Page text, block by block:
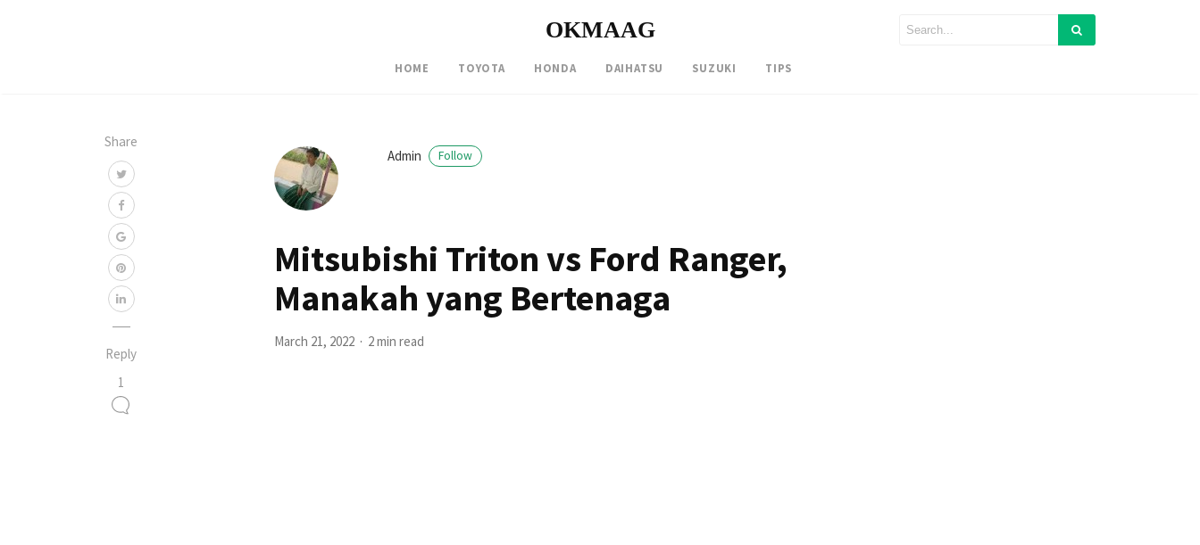
OKMAAG
HOME TOYOTA HONDA DAIHATSU SUZUKI TIPS
Share
Reply
1
Admin Follow
Mitsubishi Triton vs Ford Ranger,
Manakah yang Bertenaga
March 21, 2022 2 min read